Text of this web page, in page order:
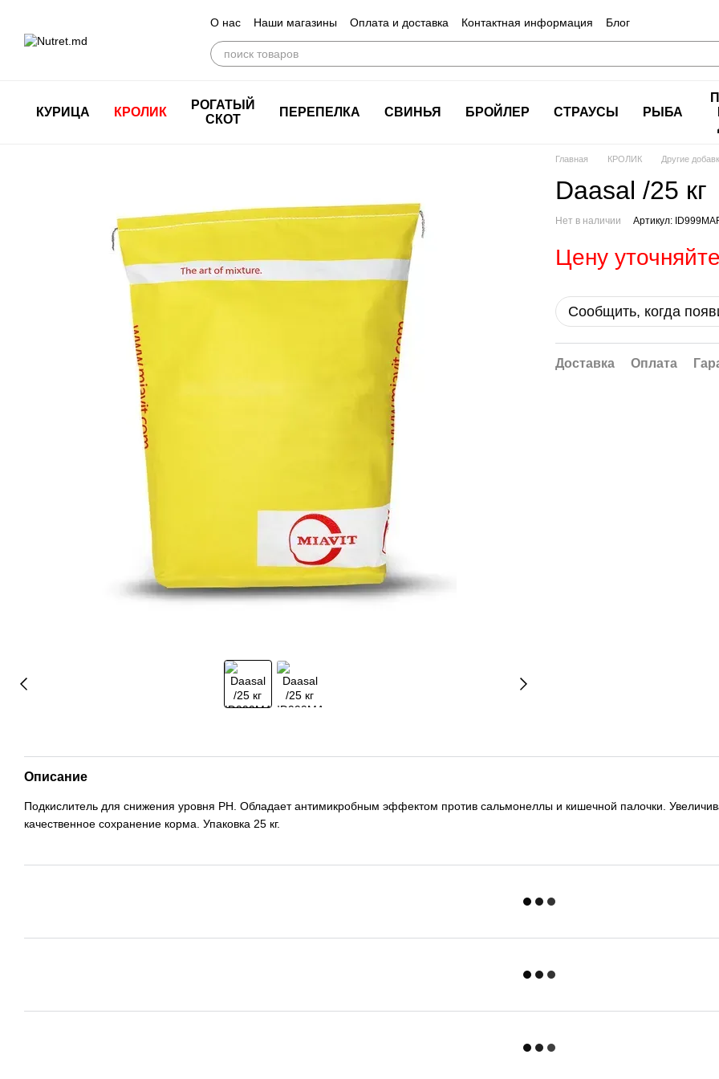
О нас Наши магазины Оплата и доставка Контактная информация Блог
КУРИЦА КРОЛИК
РОГАТЫЙ
СКОТ
ПЕРЕПЕЛКА СВИНЬЯ БРОЙЛЕР СТРАУСЫ РЫБА
Главная КРОЛИК Другие
Daasal /25 кг
Нет в наличии Артикул:
Цену уточняйте
Сообщить, когда
Доставка Оплата
Описание
Подкислитель для снижения уровня РН. Обладает антимикробным эффектом против сальмонеллы и кишечной палочки.
качественное сохранение корма. Упаковка 25 кг.